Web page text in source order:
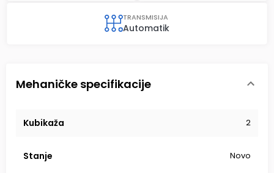
TRANSMISIJA
Automatik
Mehaničke specifikacije
Kubikaža 2
Stanje Novo